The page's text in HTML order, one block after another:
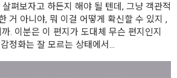
펴보자고 하든지 해야 될 텐데, 그냥 객관적
거 아니야, 뭐 이걸 어떻게 확신할 수 있지 ,
. 이분은 이 편지가 도대체 무슨 편지인지
정화는 잘 모르는 상태에서...